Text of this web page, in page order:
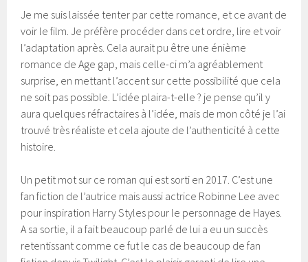
Je me suis laissée tenter par cette romance, et ce avant de
voir le film. Je préfère procéder dans cet ordre, lire et voir
l’adaptation après. Cela aurait pu être une énième
romance de Age gap, mais celle-ci m’a agréablement
surprise, en mettant l’accent sur cette possibilité que cela
ne soit pas possible. L’idée plaira-t-elle ? je pense qu’il y
aura quelques réfractaires à l’idée, mais de mon côté je l’ai
trouvé très réaliste et cela ajoute de l’authenticité à cette
histoire.
Un petit mot sur ce roman qui est sorti en 2017. C’est une
fan fiction de l’autrice mais aussi actrice Robinne Lee avec
pour inspiration Harry Styles pour le personnage de Hayes.
A sa sortie, il a fait beaucoup parlé de lui a eu un succès
retentissant comme ce fut le cas de beaucoup de fan